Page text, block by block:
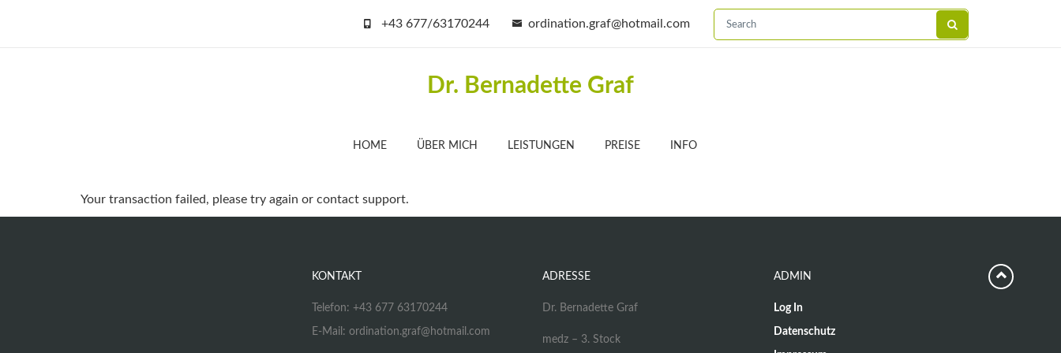
+43 677/63170244 ordination.graf@hotmail.com
Dr. Bernadette Graf
HOME ÜBER MICH LEISTUNGEN PREISE INFO
Your transaction failed, please try again or contact support.
KONTAKT
Telefon: +43 677 63170244
E-Mail: ordination.graf@hotmail.com
ADRESSE
Dr. Bernadette Graf
medz – 3. Stock
ADMIN
Log In
Datenschutz